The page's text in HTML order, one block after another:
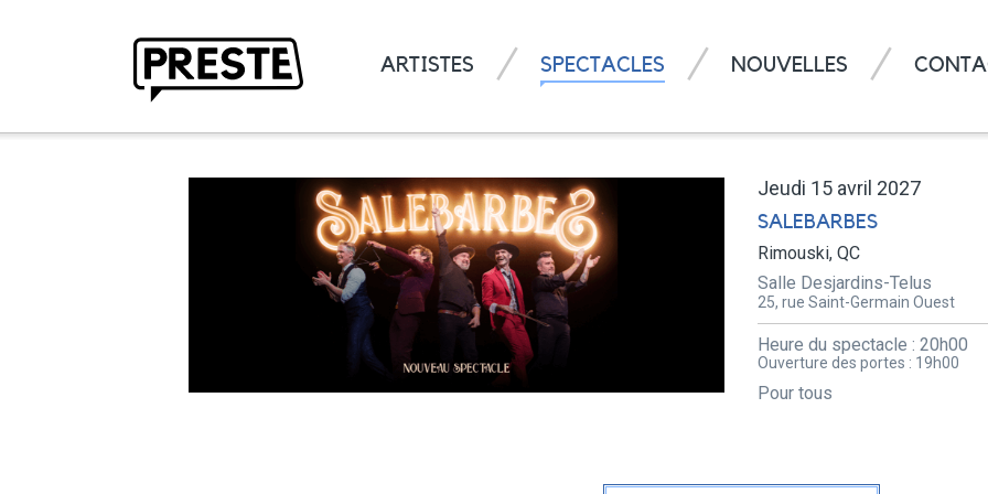
ARTISTES SPECTACLES NOUVELLES
Jeudi 15 avril 2027
SALEBARBES
Rimouski, QC
Salle Desjardins-Telus
25, rue Saint-Germain Ouest
Heure du spectacle : 20h00
Ouverture des portes : 19h00
Pour tous